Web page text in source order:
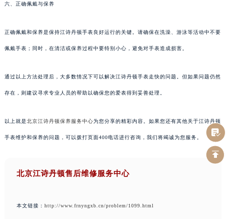
六、正确佩戴与保养
正确佩戴和保养是保持江诗丹顿手表良好运行的关键。请确保在洗澡、游泳等活动中不要
佩戴手表；同时，在清洁或保养过程中要特别小心，避免对手表造成损害。
通过以上方法处理后，大多数情况下可以解决江诗丹顿手表走快的问题。但如果问题仍然
存在，则建议寻求专业人员的帮助以确保您的爱表得到妥善处理。
以上就是北京江诗丹顿保养服务中心为您分享的精彩内容。如果您还有其他关于江诗丹顿
手表维护和保养的问题，可以拨打页面400电话进行咨询，我们将竭诚为您服务。
北京江诗丹顿售后维修服务中心
本文链接： http://www.frnyngxb.cn/problem/1099.html